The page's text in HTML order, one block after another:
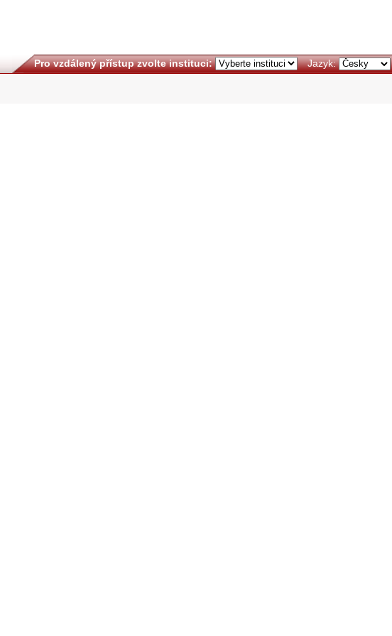
Pro vzdálený přístup zvolte instituci: Jazyk: